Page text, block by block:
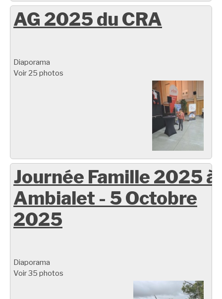
AG 2025 du CRA
Diaporama
Voir 25 photos
Journée Famille 2025 à
Ambialet - 5 Octobre
2025
Diaporama
Voir 35 photos